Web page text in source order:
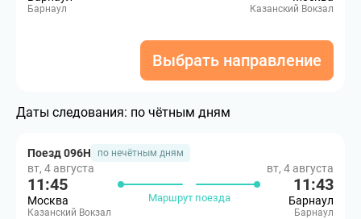
Барнаул Казанский Вокзал
Выбрать направление
Даты следования: по чётным дням
Поезд 096Н по нечётным дням
вт, 4 августа
11:45
Москва
Казанский Вокзал
Маршрут поезда
вт, 4 августа
11:43
Барнаул
Барнаул